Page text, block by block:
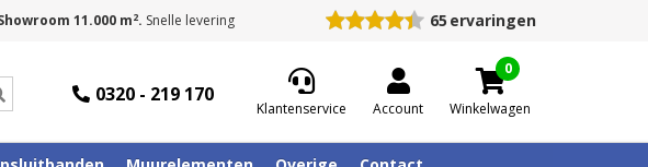
11.000 m2. Snelle levering 65 ervaringen
0320 - 219 170
Klantenservice Account
0
Winkelwagen